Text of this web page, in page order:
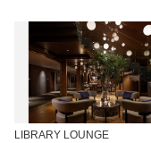
LIBRARY LOUNGE